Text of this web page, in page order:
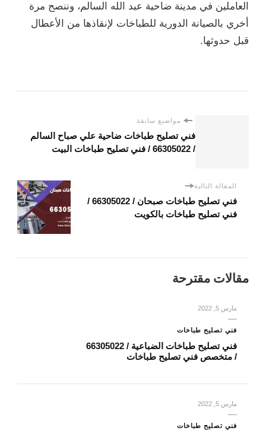
العاملين في مدينة ضاحية عبد الله السالم، وننصح مرة
أخري بالصيانة الدورية للطباخات لإنقاذها من الأعطال
قبل حدوثها.
مواضيع سابقة
فني تصليح طباخات ضاحية علي صباح السالم
/ 66305022 / فني تصليح طباخات البيت
المقالة التالية
فني تصليح طباخات صبحان / 66305022 /
فني تصليح طباخات بالكويت
مقالات مقترحة
مارس 5, 2022
فني تصليح طباخات
فني تصليح طباخات الضباعية / 66305022
/ متخصص فني تصليح طباخات
مارس 5, 2022
فني تصليح طباخات